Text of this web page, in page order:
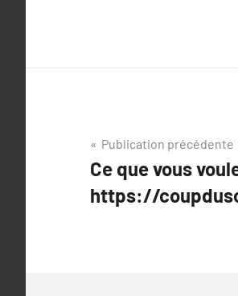
Navigation
de
l’article
Publication précédente
Ce que vous
https://